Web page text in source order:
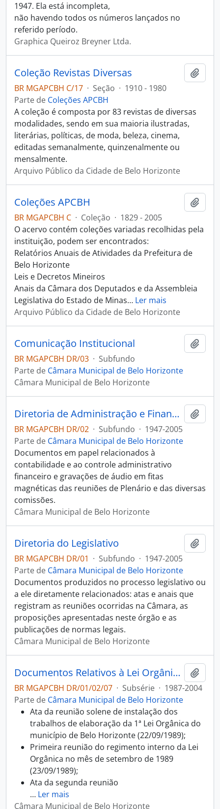
1947. Ela está incompleta,
não havendo todos os números lançados no
referido período.
Graphica Queiroz Breyner Ltda.
Coleção Revistas Diversas
BR MGAPCBH C/17 · Seção · 1910 - 1980
Parte de Coleções APCBH
A coleção é composta por 83 revistas de diversas
modalidades, sendo em sua maioria ilustradas,
literárias, políticas, de moda, beleza, cinema,
editadas semanalmente, quinzenalmente ou
mensalmente.
Arquivo Público da Cidade de Belo Horizonte
Coleções APCBH
BR MGAPCBH C · Coleção · 1829 - 2005
O acervo contém coleções variadas recolhidas pela
instituição, podem ser encontrados:
Relatórios Anuais de Atividades da Prefeitura de
Belo Horizonte
Leis e Decretos Mineiros
Anais da Câmara dos Deputados e da Assembleia
Legislativa do Estado de Minas… Ler mais
Arquivo Público da Cidade de Belo Horizonte
Comunicação Institucional
BR MGAPCBH DR/03 · Subfundo
Parte de Câmara Municipal de Belo Horizonte
Câmara Municipal de Belo Horizonte
Diretoria de Administração e Finanças
BR MGAPCBH DR/02 · Subfundo · 1947-2005
Parte de Câmara Municipal de Belo Horizonte
Documentos em papel relacionados à
contabilidade e ao controle administrativo
financeiro e gravações de áudio em fitas
magnéticas das reuniões de Plenário e das diversas
comissões.
Câmara Municipal de Belo Horizonte
Diretoria do Legislativo
BR MGAPCBH DR/01 · Subfundo · 1947-2005
Parte de Câmara Municipal de Belo Horizonte
Documentos produzidos no processo legislativo ou
a ele diretamente relacionados: atas e anais que
registram as reuniões ocorridas na Câmara, as
proposições apresentadas neste órgão e as
publicações de normas legais.
Câmara Municipal de Belo Horizonte
Documentos Relativos à Lei Orgânica de Belo Horizonte
BR MGAPCBH DR/01/02/07 · Subsérie · 1987-2004
Parte de Câmara Municipal de Belo Horizonte
Ata da reunião solene de instalação dos
trabalhos de elaboração da 1ª Lei Orgânica do
município de Belo Horizonte (22/09/1989);
Primeira reunião do regimento interno da Lei
Orgânica no mês de setembro de 1989
(23/09/1989);
Ata da segunda reunião
… Ler mais
Câmara Municipal de Belo Horizonte